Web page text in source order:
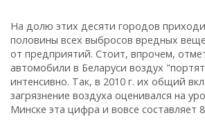
На долю этих десяти городов
половины всех выбросов вредных
от предприятий. Стоит, впрочем,
автомобили в Беларуси воздух
интенсивно. Так, в 2010 г. их общий
загрязнение воздуха оценивался на
Минске эта цифра и вовсе составляет